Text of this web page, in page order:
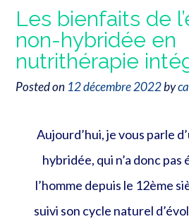
Les bienfaits de
non-hybridée en
nutrithérapie
Posted on 12 décembre 2022by
Aujourd’hui, je vous parle
hybridée, qui n’a donc
l’homme depuis le 12ème
suivi son cycle naturel